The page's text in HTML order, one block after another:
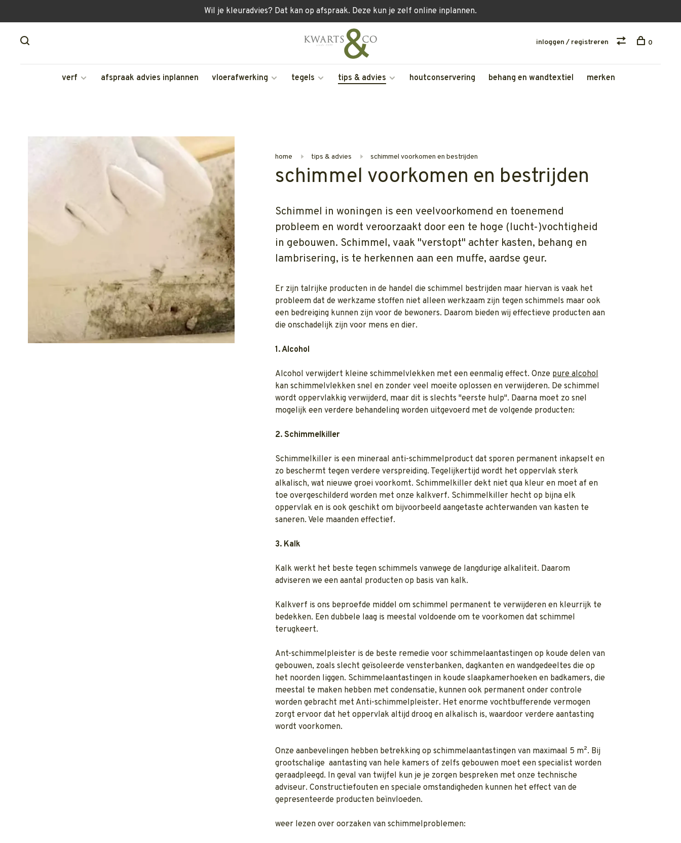
Wil je kleuradvies? Dat kan op afspraak. Deze kun je zelf online inplannen.
verf afspraak advies inplannen vloerafwerking tegels tips & advies houtconservering behang en wandtextiel merken
inloggen / registreren 0
home tips & advies schimmel voorkomen en bestrijden
schimmel voorkomen en bestrijden
Schimmel in woningen is een veelvoorkomend en toenemend
probleem en wordt veroorzaakt door een te hoge (lucht-)vochtigheid
in gebouwen. Schimmel, vaak "verstopt" achter kasten, behang en
lambrisering, is te herkennen aan een muffe, aardse geur.
Er zijn talrijke producten in de handel die schimmel bestrijden maar hiervan is vaak het
probleem dat de werkzame stoffen niet alleen werkzaam zijn tegen schimmels maar ook
een bedreiging kunnen zijn voor de bewoners. Daarom bieden wij effectieve producten aan
die onschadelijk zijn voor mens en dier.
1. Alcohol
Alcohol verwijdert kleine schimmelvlekken met een eenmalig effect. Onze pure alcohol
kan schimmelvlekken snel en zonder veel moeite oplossen en verwijderen. De schimmel
wordt oppervlakkig verwijderd, maar dit is slechts "eerste hulp". Daarna moet zo snel
mogelijk een verdere behandeling worden uitgevoerd met de volgende producten:
2. Schimmelkiller
Schimmelkiller is een mineraal anti-schimmelproduct dat sporen permanent inkapselt en
zo beschermt tegen verdere verspreiding. Tegelijkertijd wordt het oppervlak sterk
alkalisch, wat nieuwe groei voorkomt. Schimmelkiller dekt niet qua kleur en moet af en
toe overgeschilderd worden met onze kalkverf. Schimmelkiller hecht op bijna elk
oppervlak en is ook geschikt om bijvoorbeeld aangetaste achterwanden van kasten te
saneren. Vele maanden effectief.
3. Kalk
Kalk werkt het beste tegen schimmels vanwege de langdurige alkaliteit. Daarom
adviseren we een aantal producten op basis van kalk.
Kalkverf is ons beproefde middel om schimmel permanent te verwijderen en kleurrijk te
bedekken. Een dubbele laag is meestal voldoende om te voorkomen dat schimmel
terugkeert.
Ant-schimmelpleister is de beste remedie voor schimmelaantastingen op koude delen van
gebouwen, zoals slecht geïsoleerde vensterbanken, dagkanten en wandgedeeltes die op
het noorden liggen. Schimmelaantastingen in koude slaapkamerhoeken en badkamers, die
meestal te maken hebben met condensatie, kunnen ook permanent onder controle
worden gebracht met Anti-schimmelpleister. Het enorme vochtbufferende vermogen
zorgt ervoor dat het oppervlak altijd droog en alkalisch is, waardoor verdere aantasting
wordt voorkomen.
Onze aanbevelingen hebben betrekking op schimmelaantastingen van maximaal 5 m². Bij
grootschalige aantasting van hele kamers of zelfs gebouwen moet een specialist worden
geraadpleegd. In geval van twijfel kun je je zorgen bespreken met onze technische
adviseur. Constructiefouten en speciale omstandigheden kunnen het effect van de
gepresenteerde producten beïnvloeden.
weer lezen over oorzaken van schimmelproblemen: